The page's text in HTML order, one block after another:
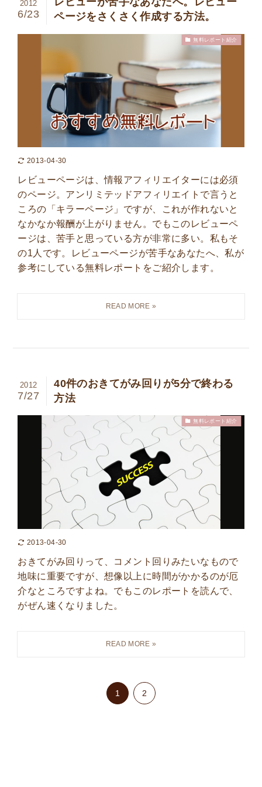
ページをさくさく作成する方法。
2012
6/23
無料レポート紹介
2013-04-30
レビューページは、情報アフィリエイターには必須
のページ。アンリミテッドアフィリエイトで言うと
ころの「キラーページ」ですが、これが作れないと
なかなか報酬が上がりません。でもこのレビューペ
ージは、苦手と思っている方が非常に多い。私もそ
の1人です。レビューページが苦手なあなたへ、私が
参考にしている無料レポートをご紹介します。
40件のおきてがみ回りが5分で終わる
方法
2012
7/27
無料レポート紹介
2013-04-30
おきてがみ回りって、コメント回りみたいなもので
地味に重要ですが、想像以上に時間がかかるのが厄
介なところですよね。でもこのレポートを読んで、
がぜん速くなりました。
1 2